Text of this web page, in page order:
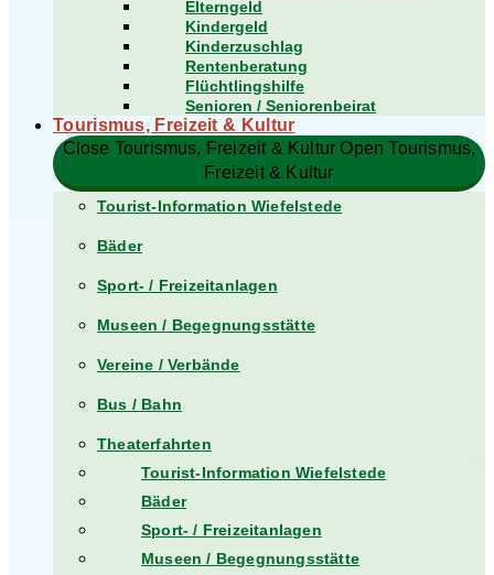
Elterngeld
Kindergeld
Kinderzuschlag
Rentenberatung
Flüchtlingshilfe
Senioren / Seniorenbeirat
Tourismus, Freizeit & Kultur
Close Tourismus, Freizeit & Kultur Open Tourismus,
Freizeit & Kultur
Tourist-Information Wiefelstede
Bäder
Sport- / Freizeitanlagen
Museen / Begegnungsstätte
Vereine / Verbände
Bus / Bahn
Theaterfahrten
Tourist-Information Wiefelstede
Bäder
Sport- / Freizeitanlagen
Museen / Begegnungsstätte